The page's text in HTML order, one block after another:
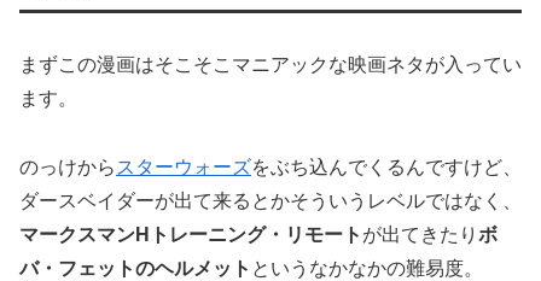
まずこの漫画はそこそこマニアックな映画ネタが入ってい
ます。
のっけから スターウォーズをぶち込んでくるんですけど、
ダースベイダーが出て来るとかそういうレベルではなく、
マークスマンHトレーニング・リモート が出てきたり ボ
バ・フェットのヘルメット というなかなかの難易度。